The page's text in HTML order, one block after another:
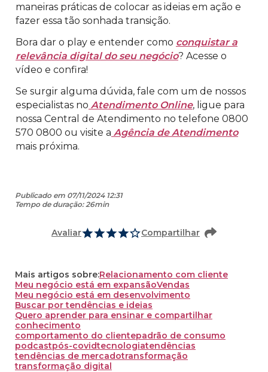
maneiras práticas de colocar as ideias em ação e
fazer essa tão sonhada transição.
Bora dar o play e entender como conquistar a
relevância digital do seu negócio? Acesse o
vídeo e confira!
Se surgir alguma dúvida, fale com um de nossos
especialistas no Atendimento Online, ligue para
nossa Central de Atendimento no telefone 0800
570 0800 ou visite a Agência de Atendimento
mais próxima.
Publicado em 07/11/2024 12:31
Tempo de duração: 26min
Avaliar Compartilhar
Mais artigos sobre:Relacionamento com cliente
Meu negócio está em expansãoVendas
Meu negócio está em desenvolvimento
Buscar por tendências e ideias
Quero aprender para ensinar e compartilhar
conhecimento
comportamento do clientepadrão de consumo
podcastpós-covidtecnologiatendências
tendências de mercadotransformação
transformação digital